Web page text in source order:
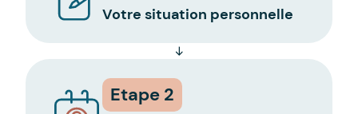
Votre situation personnelle
Etape 2